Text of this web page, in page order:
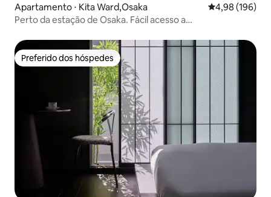
Apartamento ⋅ Kita Ward,Osaka 4,98 de uma
4,98 (196)
Perto da estação de Osaka. Fácil acesso a
Preferido dos hóspedes
Preferido dos hóspedes